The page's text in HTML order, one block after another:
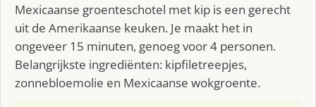
Mexicaanse groenteschotel met kip is een gerecht
uit de Amerikaanse keuken. Je maakt het in
ongeveer 15 minuten, genoeg voor 4 personen.
Belangrijkste ingrediënten: kipfiletreepjes,
zonnebloemolie en Mexicaanse wokgroente.